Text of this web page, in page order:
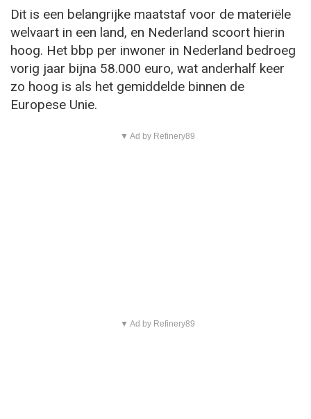
Dit is een belangrijke maatstaf voor de materiële
welvaart in een land, en Nederland scoort hierin
hoog. Het bbp per inwoner in Nederland bedroeg
vorig jaar bijna 58.000 euro, wat anderhalf keer
zo hoog is als het gemiddelde binnen de
Europese Unie.
▼ Ad by Refinery89
▼ Ad by Refinery89